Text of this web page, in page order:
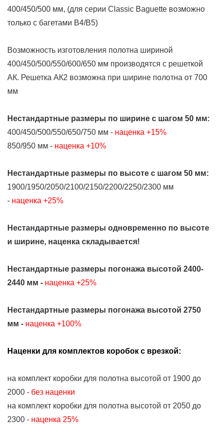
400/450/500 мм, (для серии Classic Baguette возможно
только с багетами В4/В5)
Возможность изготовления полотна шириной
400/450/500/550/600/650 мм производятся с решеткой
АК. Решетка АК2 возможна при ширине полотна от 700
мм
Нестандартные размеры по ширине с шагом 50 мм:
400/450/500/550/650/750 мм - наценка +15%
850/950 мм - наценка +10%
Нестандартные размеры по высоте с шагом 50 мм:
1900/1950/2050/2100/2150/2200/2250/2300 мм
- наценка +25%
Нестандартные размеры одновременно по высоте
и ширине, наценка складывается!
Нестандартные размеры погонажа высотой 2400-
2440 мм - наценка +25%
Нестандартные размеры погонажа высотой 2750
мм - наценка +100%
Наценки для комплектов коробок с врезкой:
на комплект коробки для полотна высотой от 1900 до
2000 - без наценки
на комплект коробки для полотна высотой от 2050 до
2300 - наценка 25%